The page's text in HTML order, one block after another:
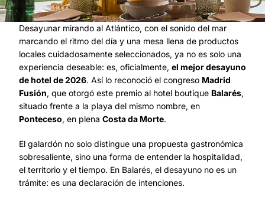
Desayunar mirando al Atlántico, con el sonido del mar
marcando el ritmo del día y una mesa llena de productos
locales cuidadosamente seleccionados, ya no es solo una
experiencia deseable: es, oficialmente, el mejor desayuno
de hotel de 2026. Así lo reconoció el congreso Madrid
Fusión, que otorgó este premio al hotel boutique Balarés,
situado frente a la playa del mismo nombre, en
Ponteceso, en plena Costa da Morte.
El galardón no solo distingue una propuesta gastronómica
sobresaliente, sino una forma de entender la hospitalidad,
el territorio y el tiempo. En Balarés, el desayuno no es un
trámite: es una declaración de intenciones.